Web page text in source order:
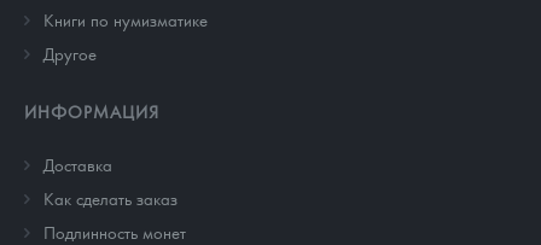
Книги по нумизматике
Другое
ИНФОРМАЦИЯ
Доставка
Как сделать заказ
Подлинность монет